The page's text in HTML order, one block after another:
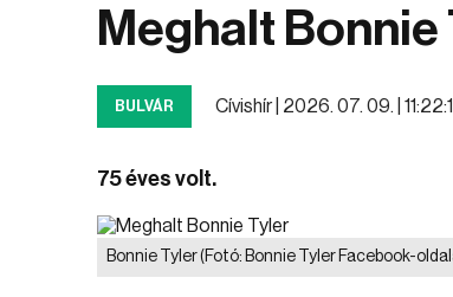
Meghalt Bonnie
BULVÁR Cívishír | 2026. 07. 09. |
75 éves volt.
Bonnie Tyler(Fotó: Bonnie Tyler Facebook-